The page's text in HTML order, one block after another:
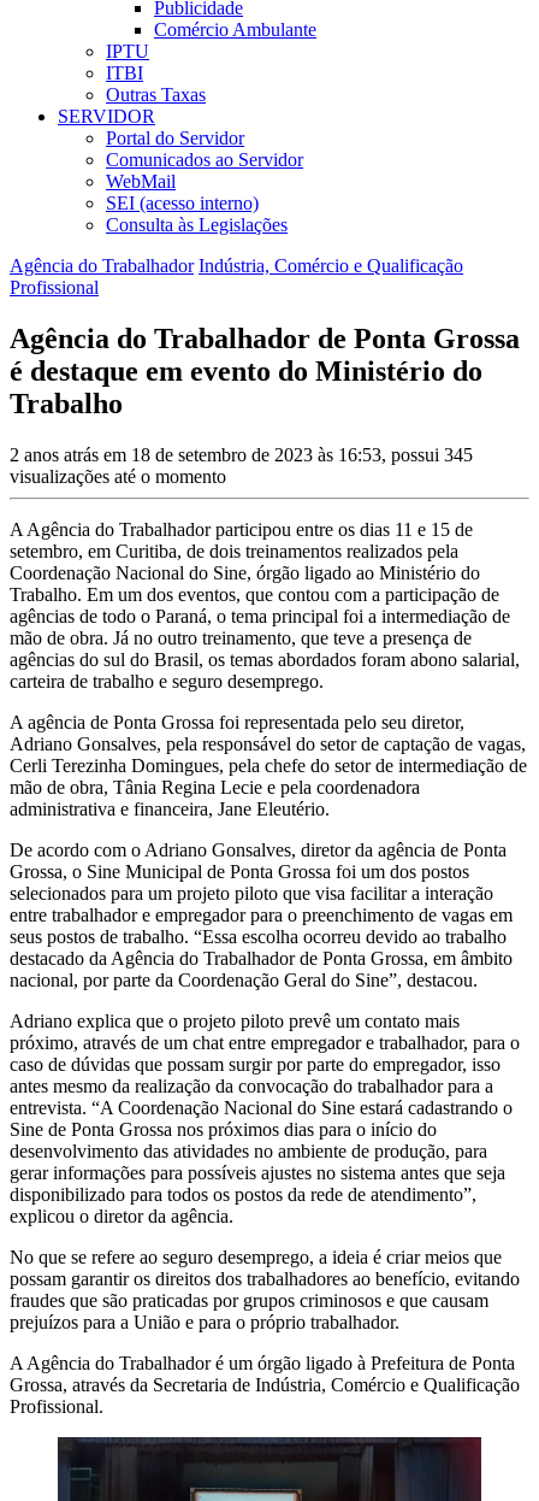
Publicidade
Comércio Ambulante
IPTU
ITBI
Outras Taxas
SERVIDOR
Portal do Servidor
Comunicados ao Servidor
WebMail
SEI (acesso interno)
Consulta às Legislações
Agência do Trabalhador Indústria, Comércio e Qualificação
Profissional
Agência do Trabalhador de Ponta Grossa
é destaque em evento do Ministério do
Trabalho
2 anos atrás em 18 de setembro de 2023 às 16:53, possui 345
visualizações até o momento
A Agência do Trabalhador participou entre os dias 11 e 15 de
setembro, em Curitiba, de dois treinamentos realizados pela
Coordenação Nacional do Sine, órgão ligado ao Ministério do
Trabalho. Em um dos eventos, que contou com a participação de
agências de todo o Paraná, o tema principal foi a intermediação de
mão de obra. Já no outro treinamento, que teve a presença de
agências do sul do Brasil, os temas abordados foram abono salarial,
carteira de trabalho e seguro desemprego.
A agência de Ponta Grossa foi representada pelo seu diretor,
Adriano Gonsalves, pela responsável do setor de captação de vagas,
Cerli Terezinha Domingues, pela chefe do setor de intermediação de
mão de obra, Tânia Regina Lecie e pela coordenadora
administrativa e financeira, Jane Eleutério.
De acordo com o Adriano Gonsalves, diretor da agência de Ponta
Grossa, o Sine Municipal de Ponta Grossa foi um dos postos
selecionados para um projeto piloto que visa facilitar a interação
entre trabalhador e empregador para o preenchimento de vagas em
seus postos de trabalho. “Essa escolha ocorreu devido ao trabalho
destacado da Agência do Trabalhador de Ponta Grossa, em âmbito
nacional, por parte da Coordenação Geral do Sine”, destacou.
Adriano explica que o projeto piloto prevê um contato mais
próximo, através de um chat entre empregador e trabalhador, para o
caso de dúvidas que possam surgir por parte do empregador, isso
antes mesmo da realização da convocação do trabalhador para a
entrevista. “A Coordenação Nacional do Sine estará cadastrando o
Sine de Ponta Grossa nos próximos dias para o início do
desenvolvimento das atividades no ambiente de produção, para
gerar informações para possíveis ajustes no sistema antes que seja
disponibilizado para todos os postos da rede de atendimento”,
explicou o diretor da agência.
No que se refere ao seguro desemprego, a ideia é criar meios que
possam garantir os direitos dos trabalhadores ao benefício, evitando
fraudes que são praticadas por grupos criminosos e que causam
prejuízos para a União e para o próprio trabalhador.
A Agência do Trabalhador é um órgão ligado à Prefeitura de Ponta
Grossa, através da Secretaria de Indústria, Comércio e Qualificação
Profissional.